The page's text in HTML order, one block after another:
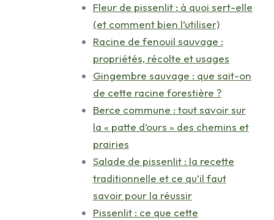
Fleur de pissenlit : à quoi sert-elle
(et comment bien l’utiliser)
Racine de fenouil sauvage :
propriétés, récolte et usages
Gingembre sauvage : que sait-on
de cette racine forestière ?
Berce commune : tout savoir sur
la « patte d’ours » des chemins et
prairies
Salade de pissenlit : la recette
traditionnelle et ce qu’il faut
savoir pour la réussir
Pissenlit : ce que cette